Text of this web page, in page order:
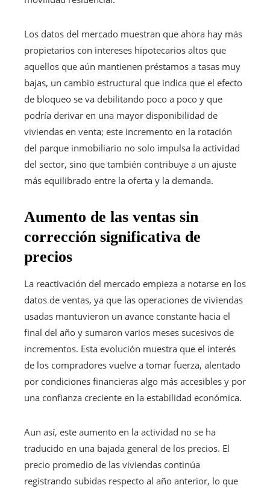
Los datos del mercado muestran que ahora hay más
propietarios con intereses hipotecarios altos que
aquellos que aún mantienen préstamos a tasas muy
bajas, un cambio estructural que indica que el efecto
de bloqueo se va debilitando poco a poco y que
podría derivar en una mayor disponibilidad de
viviendas en venta; este incremento en la rotación
del parque inmobiliario no solo impulsa la actividad
del sector, sino que también contribuye a un ajuste
más equilibrado entre la oferta y la demanda.
Aumento de las ventas sin
corrección significativa de
precios
La reactivación del mercado empieza a notarse en los
datos de ventas, ya que las operaciones de viviendas
usadas mantuvieron un avance constante hacia el
final del año y sumaron varios meses sucesivos de
incrementos. Esta evolución muestra que el interés
de los compradores vuelve a tomar fuerza, alentado
por condiciones financieras algo más accesibles y por
una confianza creciente en la estabilidad económica.
Aun así, este aumento en la actividad no se ha
traducido en una bajada general de los precios. El
precio promedio de las viviendas continúa
registrando subidas respecto al año anterior, lo que